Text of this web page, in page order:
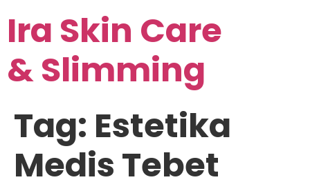
Ira Skin Care
& Slimming
Tag: Estetika
Medis Tebet